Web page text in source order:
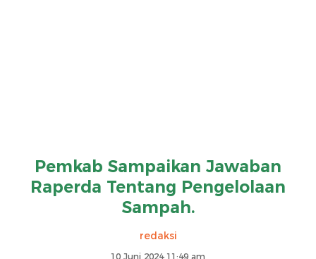
Pemkab Sampaikan Jawaban
Raperda Tentang Pengelolaan
Sampah.
redaksi
10 Juni 2024 11:49 am